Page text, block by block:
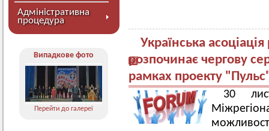
Адміністративна
процедура
Випадкове фото
Перейти до галереї
Українська
розпочинає чергову
рамках проекту
30